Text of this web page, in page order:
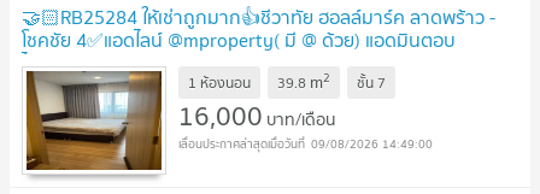
🤝🏻RB25284 ให้เช่าถูกมาก👍ชีวาทัย ฮอลล์มาร์ค ลาดพร้าว -
โชคชัย 4✅แอดไลน์ @mproperty( มี @ ด้วย) แอดมินตอบ
ไว UPDATE !
1 ห้องนอน 39.8 m2 ชั้น 7
16,000 บาท/เดือน
09/08/2026 14:49:00